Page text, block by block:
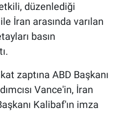
düzenlediği
İran arasında varılan
basın
zaptına ABD Başkanı
Vance'in, İran
Kalibaf'ın imza